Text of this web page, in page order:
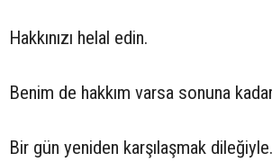
Hakkınızı helal edin.
Benim de hakkım varsa sonuna
Bir gün yeniden karşılaşmak